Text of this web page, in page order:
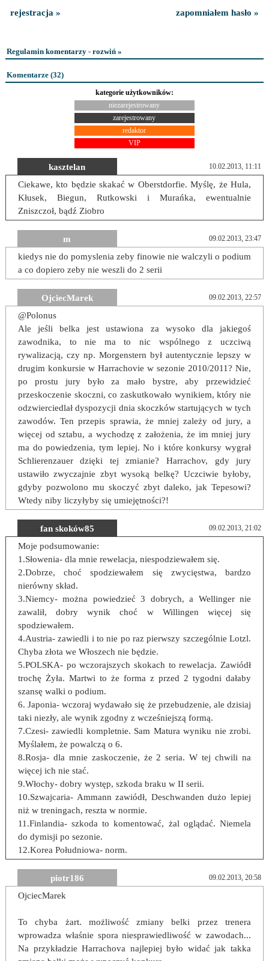
rejestracja » zapomniałem hasło »
Regulamin komentarzy - rozwiń »
Komentarze (32)
kategorie użytkowników:
niezarejestrowany
zarejestrowany
redaktor
VIP
kasztelan 10.02.2013, 11:11
Ciekawe, kto będzie skakać w Oberstdorfie. Myślę, że Hula,
Kłusek, Biegun, Rutkowski i Murańka, ewentualnie
Zniszczoł, bądź Ziobro
m 09.02.2013, 23:47
kiedys nie do pomyslenia zeby finowie nie walczyli o podium
a co dopiero zeby nie weszli do 2 serii
OjciecMarek 09.02.2013, 22:57
@Polonus
Ale jeśli belka jest ustawiona za wysoko dla jakiegoś
zawodnika, to nie ma to nic wspólnego z uczciwą
rywalizacją, czy np. Morgenstern był autentycznie lepszy w
drugim konkursie w Harrachovie w sezonie 2010/2011? Nie,
po prostu jury było za mało bystre, aby przewidzieć
przeskoczenie skoczni, co zaskutkowało wynikiem, który nie
odzwierciedlał dyspozycji dnia skoczków startujących w tych
zawodów. Ten przepis sprawia, że mniej zależy od jury, a
więcej od sztabu, a wychodzę z założenia, że im mniej jury
ma do powiedzenia, tym lepiej. No i które konkursy wygrał
Schlierenzauer dzięki tej zmianie? Harrachov, gdy jury
ustawiło zwyczajnie zbyt wysoką belkę? Uczciwie byłoby,
gdyby pozwolono mu skoczyć zbyt daleko, jak Tepesowi?
Wtedy niby liczyłyby się umiejętności?!
fan skoków85 09.02.2013, 21:02
Moje podsumowanie:
1.Słowenia- dla mnie rewelacja, niespodziewałem się.
2.Dobrze, choć spodziewałem się zwycięstwa, bardzo
nierówny skład.
3.Niemcy- można powiedzieć 3 dobrych, a Wellinger nie
zawalił, dobry wynik choć w Willingen więcej się
spodziewałem.
4.Austria- zawiedli i to nie po raz pierwszy szczególnie Lotzl.
Chyba złota we Włoszech nie będzie.
5.POLSKA- po wczorajszych skokach to rewelacja. Zawiódł
trochę Żyła. Martwi to że forma z przed 2 tygodni dałaby
szansę walki o podium.
6. Japonia- wczoraj wydawało się że przebudzenie, ale dzisiaj
taki niezły, ale wynik zgodny z wcześniejszą formą.
7.Czesi- zawiedli kompletnie. Sam Matura wyniku nie zrobi.
Myślałem, że powalczą o 6.
8.Rosja- dla mnie zaskoczenie, że 2 seria. W tej chwili na
więcej ich nie stać.
9.Włochy- dobry występ, szkoda braku w II serii.
10.Szwajcaria- Ammann zawiódł, Deschwanden dużo lepiej
niż w treningach, reszta w normie.
11.Finlandia- szkoda to komentować, żal oglądać. Niemela
do dymisji po sezonie.
12.Korea Południowa- norm.
piotr186 09.02.2013, 20:58
OjciecMarek
To chyba żart. możliwość zmiany belki przez trenera
wprowadza właśnie spora niesprawiedliwość w zawodach...
Na przykładzie Harrachova najlepiej było widać jak takka